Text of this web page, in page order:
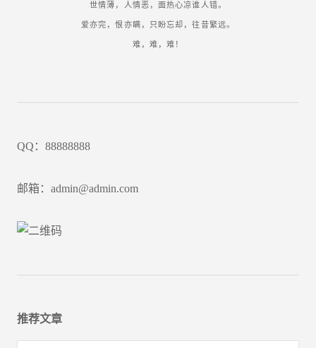
世情薄，人情恶，面热心凉谁人错。
爱亦完，恨亦瞒，只盼忘却，往昔繁远。
难，难，难！
QQ：88888888
邮箱：admin@admin.com
推荐文章